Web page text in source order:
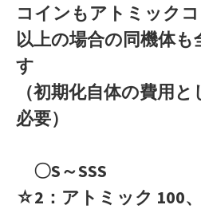
コインもアトミック
以上の場合の同機体
す
（初期化自体の費用
必要）
〇S～SSS
☆2：アトミック 100